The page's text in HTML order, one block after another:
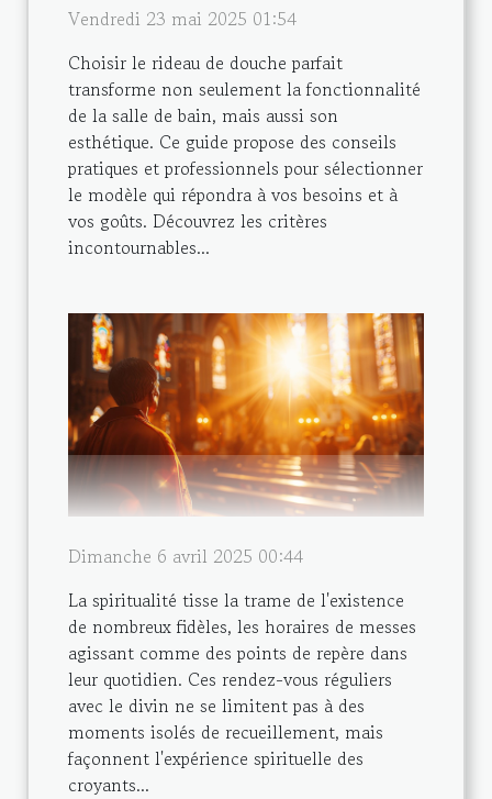
Vendredi 23 mai 2025 01:54
Choisir le rideau de douche parfait
transforme non seulement la fonctionnalité
de la salle de bain, mais aussi son
esthétique. Ce guide propose des conseils
pratiques et professionnels pour sélectionner
le modèle qui répondra à vos besoins et à
vos goûts. Découvrez les critères
incontournables...
Dimanche 6 avril 2025 00:44
La spiritualité tisse la trame de l'existence
de nombreux fidèles, les horaires de messes
agissant comme des points de repère dans
leur quotidien. Ces rendez-vous réguliers
avec le divin ne se limitent pas à des
moments isolés de recueillement, mais
façonnent l'expérience spirituelle des
croyants...